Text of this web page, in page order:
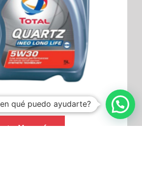
qué puedo ayudarte?